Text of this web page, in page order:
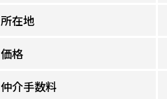
所在地
価格
仲介手数料